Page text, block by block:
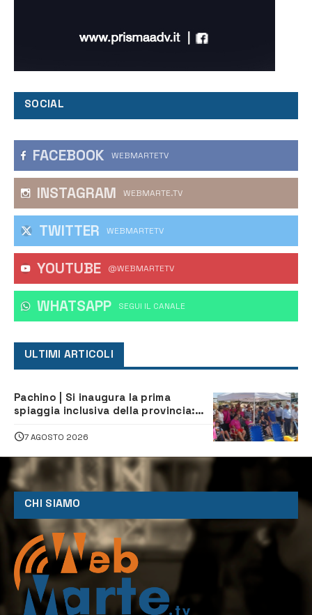
SOCIAL
FACEBOOK WEBMARTETV
INSTAGRAM WEBMARTE.TV
TWITTER WEBMARTETV
YOUTUBE @WEBMARTETV
WHATSAPP ‎SEGUI IL CANALE
ULTIMI ARTICOLI
Pachino | Si inaugura la prima
spiaggia inclusiva della provincia:
tutti
7 AGOSTO 2026
CHI SIAMO